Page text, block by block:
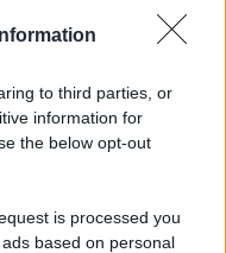
to third parties, or
information for
the below opt-out
is processed you
based on personal